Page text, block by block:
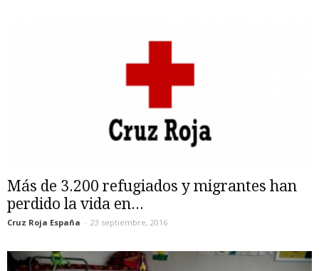
Más de 3.200 refugiados y migrantes han
perdido la vida en...
Cruz Roja España - 23 septiembre, 2016